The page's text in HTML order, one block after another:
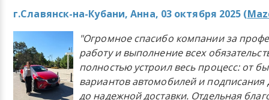
г.Славянск-на-Кубани, Анна, 03 октября 2025 (
"Огромное спасибо компании за
работу и выполнение всех
полностью устроил весь процесс: от
вариантов автомобилей и подписания
до надежной доставки. Отдельная